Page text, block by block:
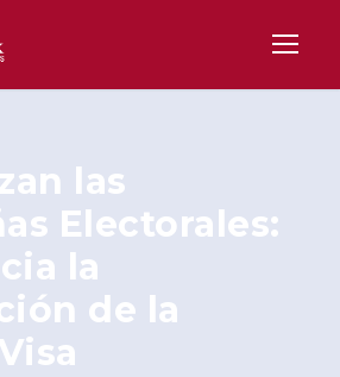
las
Electorales:
la
de la